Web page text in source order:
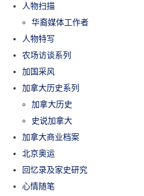
人物扫描
华裔媒体工作者
人物特写
农场访谈系列
加国采风
加拿大历史系列
加拿大历史
史说加拿大
加拿大商业档案
北京奥运
回忆录及家史研究
心情随笔